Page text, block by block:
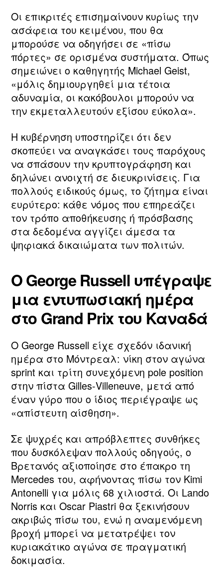
Οι επικριτές επισημαίνουν κυρίως την
ασάφεια του κειμένου, που θα
μπορούσε να οδηγήσει σε «πίσω
πόρτες» σε ορισμένα συστήματα. Όπως
σημειώνει ο καθηγητής Michael Geist,
«μόλις δημιουργηθεί μια τέτοια
αδυναμία, οι κακόβουλοι μπορούν να
την εκμεταλλευτούν εξίσου εύκολα».
Η κυβέρνηση υποστηρίζει ότι δεν
σκοπεύει να αναγκάσει τους παρόχους
να σπάσουν την κρυπτογράφηση και
δηλώνει ανοιχτή σε διευκρινίσεις. Για
πολλούς ειδικούς όμως, το ζήτημα είναι
ευρύτερο: κάθε νόμος που επηρεάζει
τον τρόπο αποθήκευσης ή πρόσβασης
στα δεδομένα αγγίζει άμεσα τα
ψηφιακά δικαιώματα των πολιτών.
Ο George Russell υπέγραψε
μια εντυπωσιακή ημέρα
στο Grand Prix του Καναδά
Ο George Russell είχε σχεδόν ιδανική
ημέρα στο Μόντρεαλ: νίκη στον αγώνα
sprint και τρίτη συνεχόμενη pole position
στην πίστα Gilles‑Villeneuve, μετά από
έναν γύρο που ο ίδιος περιέγραψε ως
«απίστευτη αίσθηση».
Σε ψυχρές και απρόβλεπτες συνθήκες
που δυσκόλεψαν πολλούς οδηγούς, ο
Βρετανός αξιοποίησε στο έπακρο τη
Mercedes του, αφήνοντας πίσω τον Kimi
Antonelli για μόλις 68 χιλιοστά. Οι Lando
Norris και Oscar Piastri θα ξεκινήσουν
ακριβώς πίσω του, ενώ η αναμενόμενη
βροχή μπορεί να μετατρέψει τον
κυριακάτικο αγώνα σε πραγματική
δοκιμασία.